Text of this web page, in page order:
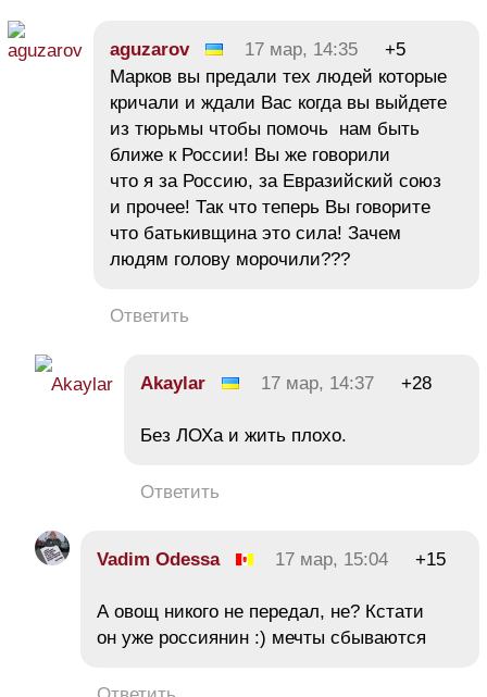
aguzarov 17 мар, 14:35
+5
Марков вы предали тех людей которые
кричали и ждали Вас когда вы выйдете
из тюрьмы чтобы помочь нам быть
ближе к России! Вы же говорили
что я за Россию, за Евразийский союз
и прочее! Так что теперь Вы говорите
что батькивщина это сила! Зачем
людям голову морочили???
Ответить
Akaylar 17 мар, 14:37 +28
Без ЛОХа и жить плохо.
Ответить
Vadim Odessa 17 мар, 15:04 +15
А овощ никого не передал, не? Кстати
он уже россиянин :) мечты сбываются